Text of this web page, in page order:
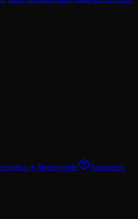
& Messgeräte Sonstiges